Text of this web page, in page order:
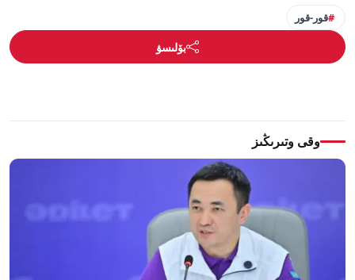
قور-قور
بۆلىسۋ
وقى وتىرىڭىز